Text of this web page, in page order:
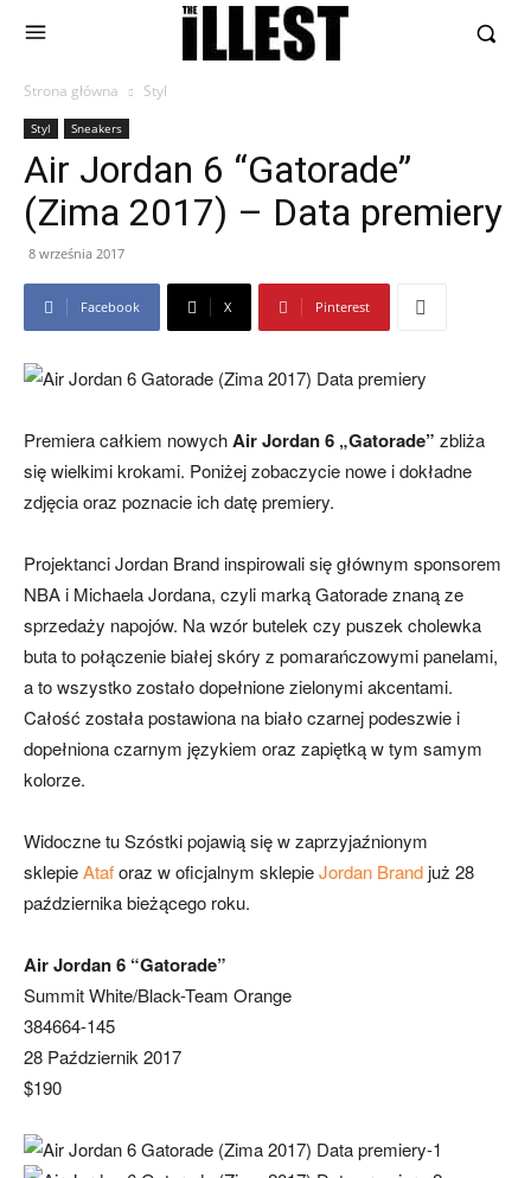
Strona główna Styl
Styl Sneakers
Air Jordan 6 “Gatorade”
(Zima 2017) – Data premiery
8 września 2017
Facebook X Pinterest
Premiera całkiem nowychAir Jordan 6 „Gatorade” zbliża
się wielkimi krokami. Poniżej zobaczycie nowe i dokładne
zdjęcia oraz poznacie ich datę premiery.
Projektanci Jordan Brand inspirowali się głównym sponsorem
NBA i Michaela Jordana, czyli marką Gatorade znaną ze
sprzedaży napojów. Na wzór butelek czy puszek cholewka
buta to połączenie białej skóry z pomarańczowymi panelami,
a to wszystko zostało dopełnione zielonymi akcentami.
Całość została postawiona na biało czarnej podeszwie i
dopełniona czarnym językiem oraz zapiętką w tym samym
kolorze.
Widoczne tu Szóstki pojawią się w zaprzyjaźnionym
sklepieAtaforaz w oficjalnym sklepieJordan Brandjuż 28
października bieżącego roku.
Air Jordan 6 “Gatorade”
Summit White/Black-Team Orange
384664-145
28 Październik 2017
$190